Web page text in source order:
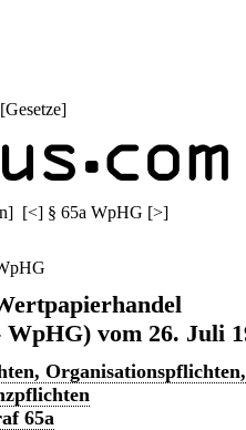
Gesetze]
] [<] § 65a WpHG [>]
WpHG) vom 26. Juli
Organisationspflichten,
65a